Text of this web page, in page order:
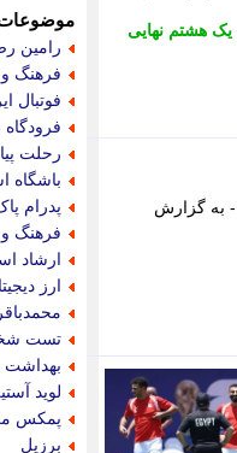
یک هشتم نهایی
- به گزارش
رامین
فرهنگ
فوتبال
رحلت
باشگاه
پدرام
فرهنگ و
ارشاد
ارز
تست
بهداشت
لوید
پمکس
برزیل